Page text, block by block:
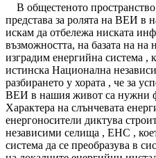
В общестеното
представа за ролята на ВЕИ в
искам да отбележа ниската
възможността, на базата на
изградим енергийна система ,
истинска Национална
разбирането у хората , че за
ВЕИ в нашия живот са нужни
Характера на слънчевата
енергоносители диктува
независими селища , ЕНС ,
система да се преобразува в